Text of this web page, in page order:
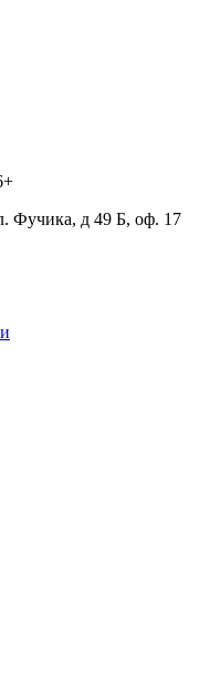
Фучика, д 49 Б, оф. 17